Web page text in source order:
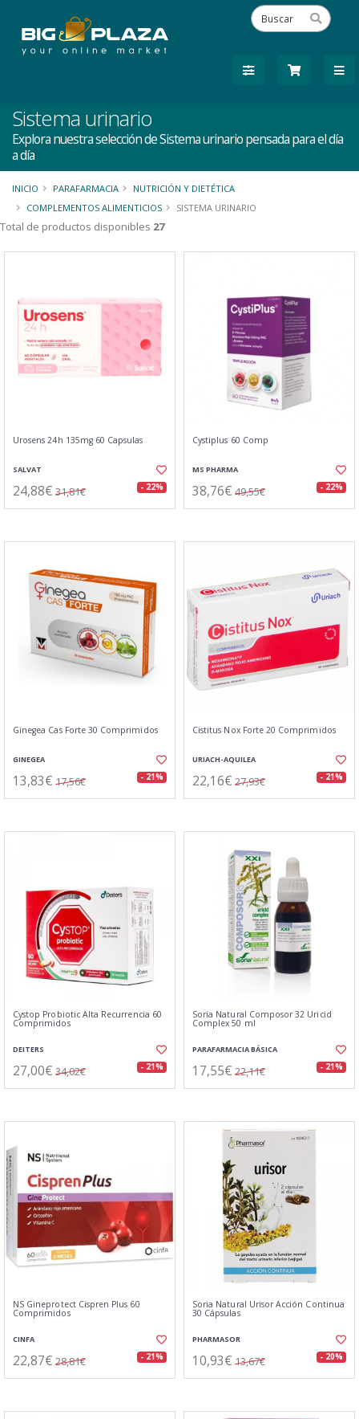
Sistema urinario
Explora nuestra selección de Sistema urinario pensada para el día
a día
INICIO PARAFARMACIA
NUTRICIÓN Y DIETÉTICA
COMPLEMENTOS ALIMENTICIOS
SISTEMA URINARIO
Total de productos disponibles 27
Urosens 24h 135mg 60 Capsulas
SALVAT
24,88€ 31,81€ - 22%
Cystiplus 60 Comp
MS PHARMA
38,76€ 49,55€ - 22%
Ginegea Cas Forte 30 Comprimidos
GINEGEA
13,83€ 17,56€ - 21%
Cistitus Nox Forte 20 Comprimidos
URIACH-AQUILEA
22,16€ 27,93€ - 21%
Cystop Probiotic Alta Recurrencia 60
Comprimidos
DEITERS
27,00€ 34,02€ - 21%
Soria Natural Composor 32 Uricid
Complex 50 ml
PARAFARMACIA BÁSICA
17,55€ 22,11€ - 21%
NS Gineprotect Cispren Plus 60
Comprimidos
CINFA
22,87€ 28,81€ - 21%
Soria Natural Urisor Acción Continua
30 Cápsulas
PHARMASOR
10,93€ 13,67€ - 20%